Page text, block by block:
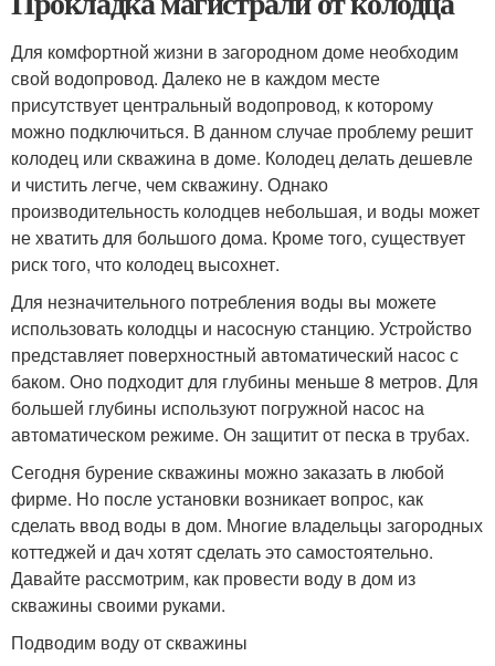
Для комфортной жизни в загородном доме необходим
свой водопровод. Далеко не в каждом месте
присутствует центральный водопровод, к которому
можно подключиться. В данном случае проблему решит
колодец или скважина в доме. Колодец делать дешевле
и чистить легче, чем скважину. Однако
производительность колодцев небольшая, и воды может
не хватить для большого дома. Кроме того, существует
риск того, что колодец высохнет.
Для незначительного потребления воды вы можете
использовать колодцы и насосную станцию. Устройство
представляет поверхностный автоматический насос с
баком. Оно подходит для глубины меньше 8 метров. Для
большей глубины используют погружной насос на
автоматическом режиме. Он защитит от песка в трубах.
Сегодня бурение скважины можно заказать в любой
фирме. Но после установки возникает вопрос, как
сделать ввод воды в дом. Многие владельцы загородных
коттеджей и дач хотят сделать это самостоятельно.
Давайте рассмотрим, как провести воду в дом из
скважины своими руками.
Подводим воду от скважины